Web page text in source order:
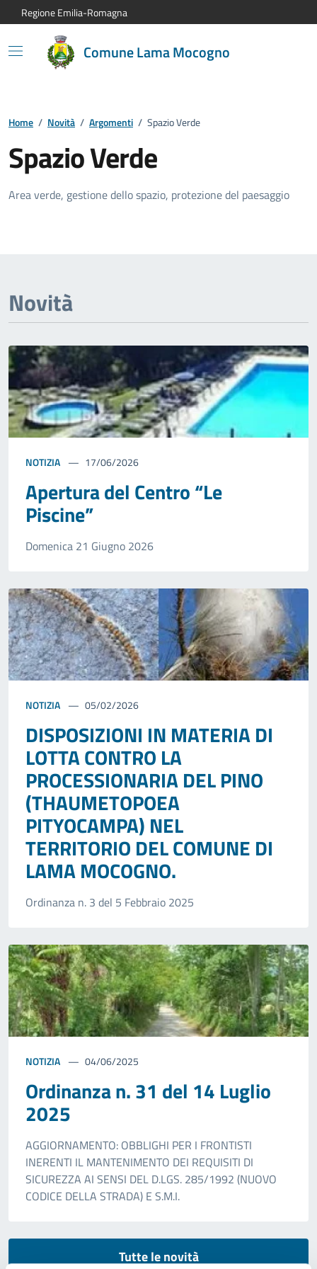
Vai al contenuto principale
Vai alla navigazione del sito
Vai al piede di pagina
Regione Emilia-Romagna
Comune Lama Mocogno
Home / Novità / Argomenti / Spazio Verde
Spazio Verde
Area verde, gestione dello spazio, protezione del paesaggio
Novità
NOTIZIA 17/06/2026
Apertura del Centro “Le
Piscine”
Domenica 21 Giugno 2026
NOTIZIA 05/02/2026
DISPOSIZIONI IN MATERIA DI
LOTTA CONTRO LA
PROCESSIONARIA DEL PINO
(THAUMETOPOEA
PITYOCAMPA) NEL
TERRITORIO DEL COMUNE DI
LAMA MOCOGNO.
Ordinanza n. 3 del 5 Febbraio 2025
NOTIZIA 04/06/2025
Ordinanza n. 31 del 14 Luglio
2025
AGGIORNAMENTO: OBBLIGHI PER I FRONTISTI
INERENTI IL MANTENIMENTO DEI REQUISITI DI
SICUREZZA AI SENSI DEL D.LGS. 285/1992 (NUOVO
CODICE DELLA STRADA) E S.M.I.
Tutte le novità